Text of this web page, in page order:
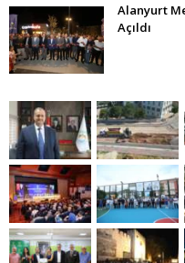
Alanyurt
Açıldı